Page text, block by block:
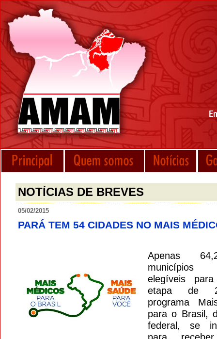
NOTÍCIAS DE BREVES
05/02/2015
PARÁ TEM 54 CIDADES NO MAIS
Apenas
municípios
elegíveis para
etapa de
programa
para o Brasil,
federal, se